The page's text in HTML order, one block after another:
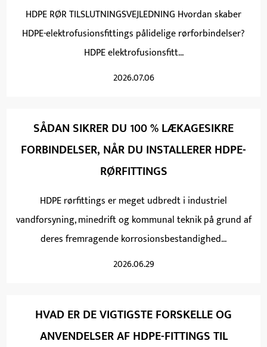
HDPE RØR TILSLUTNINGSVEJLEDNING Hvordan skaber
HDPE-elektrofusionsfittings pålidelige rørforbindelser?
HDPE elektrofusionsfitt...
2026.07.06
SÅDAN SIKRER DU 100 % LÆKAGESIKRE
FORBINDELSER, NÅR DU INSTALLERER HDPE-
RØRFITTINGS
HDPE rørfittings er meget udbredt i industriel
vandforsyning, minedrift og kommunal teknik på grund af
deres fremragende korrosionsbestandighed...
2026.06.29
HVAD ER DE VIGTIGSTE FORSKELLE OG
ANVENDELSER AF HDPE-FITTINGS TIL